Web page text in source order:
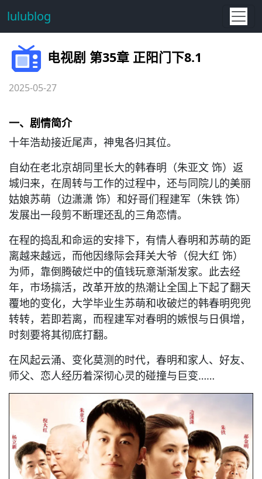
lulublog
电视剧 第35章 正阳门下8.1
2025-05-27
一、剧情简介
十年浩劫接近尾声，神鬼各归其位。
自幼在老北京胡同里长大的韩春明（朱亚文 饰）返
城归来，在周转与工作的过程中，还与同院儿的美丽
姑娘苏萌（边潇潇 饰）和好哥们程建军（朱铁 饰）
发展出一段剪不断理还乱的三角恋情。
在程的捣乱和命运的安排下，有情人春明和苏萌的距
离越来越远，而他因缘际会拜关大爷（倪大红 饰）
为师，靠倒腾破烂中的值钱玩意渐渐发家。此去经
年，市场搞活，改革开放的热潮让全国上下起了翻天
覆地的变化，大学毕业生苏萌和收破烂的韩春明兜兜
转转，若即若离，而程建军对春明的嫉恨与日俱增，
时刻要将其彻底打翻。
在风起云涌、变化莫测的时代，春明和家人、好友、
师父、恋人经历着深彻心灵的碰撞与巨变……